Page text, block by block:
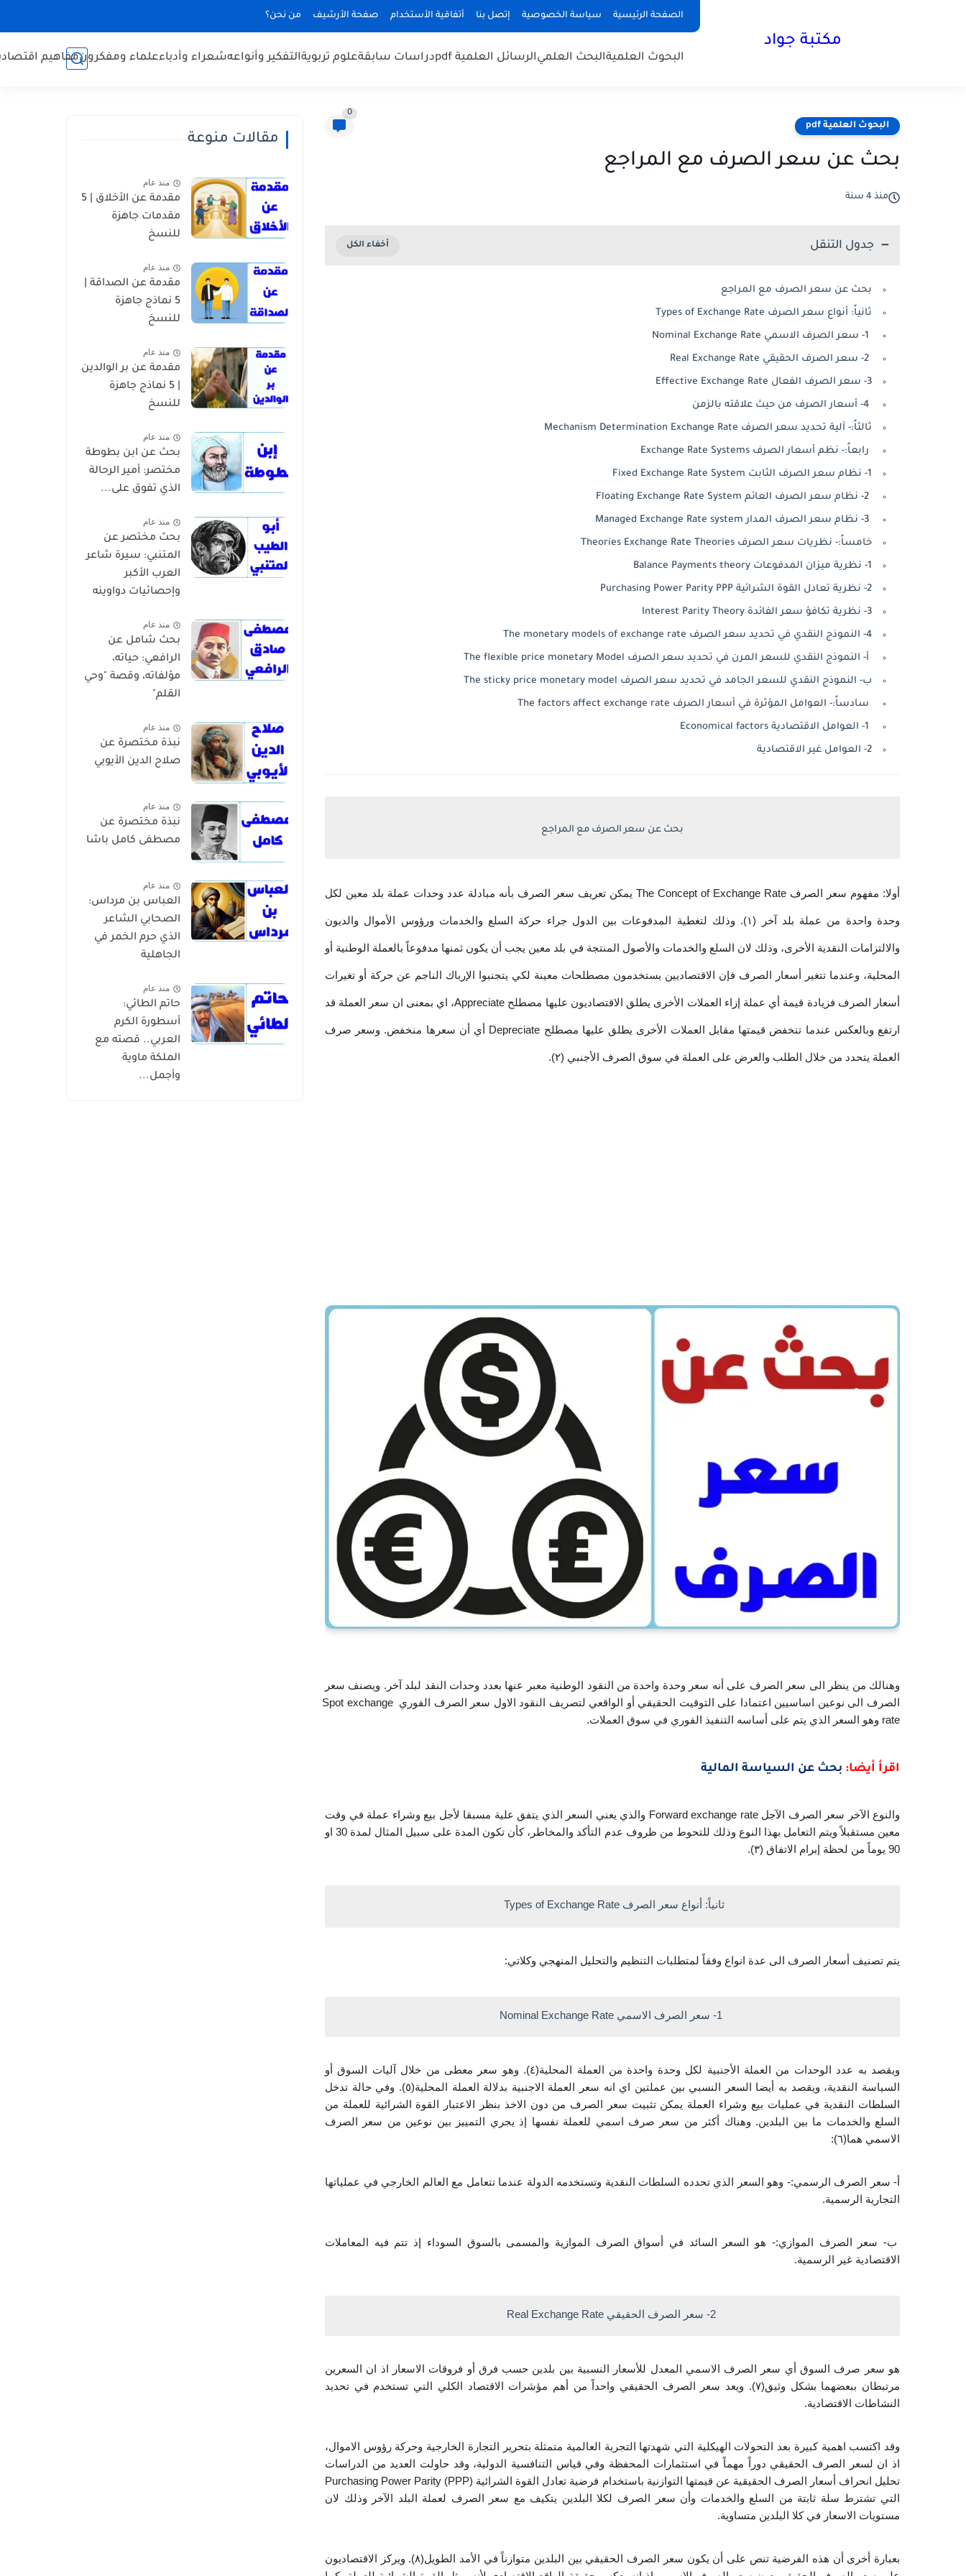
الصفحة الرئيسية سياسة الخصوصية إتصل بنا أتفاقية الأستخدام صفحة الأرشيف من نحن؟
مكتبة جواد
البحوث العلميةالبحث العلميالرسائل العلمية pdf دراسات سابقةعلوم تربويةالتفكير وأنواعهشعراء وأدباءعلماء ومفكرونمفاهيم
البحوث العلمية pdf
0
بحث عن سعر الصرف مع المراجع
منذ 4 سنة
جدول التنقل
بحث عن سعر الصرف مع المراجع
ثانياً: أنواع سعر الصرف Types of Exchange Rate
3- سعر الصرف الفعال Effective Exchange Rate
ثالثاً:- آلية تحديد سعر الصرف Mechanism Determination Exchange Rate
رابعاً:- نظم أسعار الصرف Exchange Rate Systems
1- نظام سعر الصرف الثابت Fixed Exchange Rate System
خامساً:- نظريات سعر الصرف Theories Exchange Rate Theories
1- نظرية ميزان المدفوعات Balance Payments theory
2- نظرية تعادل القوة الشرائية Purchasing Power Parity PPP
3- نظرية تكافؤ سعر الفائدة Interest Parity Theory
4- النموذج النقدي في تحديد سعر الصرف The monetary models of exchange rate
أ- النموذج النقدي للسعر المرن في تحديد سعر الصرف The flexible price monetary Model
ب- النموذج النقدي للسعر الجامد في تحديد سعر الصرف The sticky price monetary model
سادساً:- العوامل المؤثرة في أسعار الصرف The factors affect exchange rate
2- العوامل غير الاقتصادية
بحث عن سعر الصرف مع المراجع
العملة يتحدد من خلال الطلب والعرض على العملة في سوق الصرف الأجنبي (٢).
الصرف الى نوعين اساسيين اعتمادا على التوقيت الحقيقي أو الواقعي لتصريف النقود الاول سعر الصرف الفوري Spot exchange
rate وهو السعر الذي يتم على أساسه التنفيذ الفوري في سوق العملات.
اقرأ أيضا: بحث عن السياسة المالية
90 يوماً من لحظة إبرام الاتفاق (٣).
ثانياً: أنواع سعر الصرف Types of Exchange Rate
يتم تصنيف أسعار الصرف الى عدة انواع وفقاً لمتطلبات التنظيم والتحليل المنهجي وكلاتي:
الاسمي هما(٦):
التجارية الرسمية.
الاقتصادية غير الرسمية.
2- سعر الصرف الحقيقي Real Exchange Rate
النشاطات الاقتصادية.
تحليل انحراف أسعار الصرف الحقيقية عن قيمتها التوازنية باستخدام فرضية تعادل القوة الشرائية (Purchasing Power Parity (PPP
مستويات الاسعار في كلا البلدين متساوية.
مقالات منوعة
منذ عام
مقدمة عن الأخلاق | 5
مقدمات جاهزة
للنسخ
منذ عام
مقدمة عن الصداقة |
5 نماذج جاهزة
للنسخ
منذ عام
مقدمة عن بر الوالدين
| 5 نماذج جاهزة
للنسخ
منذ عام
بحث عن ابن بطوطة
مختصر: أمير الرحالة
الذي تفوق على...
منذ عام
بحث مختصر عن
المتنبي: سيرة شاعر
العرب الأكبر
وإحصائيات دواوينه
منذ عام
بحث شامل عن
الرافعي: حياته،
مؤلفاته، وقصة "وحي
القلم"
منذ عام
نبذة مختصرة عن
صلاح الدين الأيوبي
منذ عام
نبذة مختصرة عن
مصطفى كامل باشا
منذ عام
العباس بن مرداس:
الصحابي الشاعر
الذي حرم الخمر في
الجاهلية
منذ عام
حاتم الطائي:
أسطورة الكرم
العربي.. قصته مع
الملكة ماوية
وأجمل...